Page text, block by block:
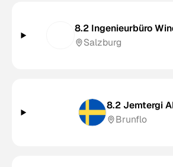
8.2 Ingenieurbüro
Salzburg
8.2 Jemtergi
Brunflo